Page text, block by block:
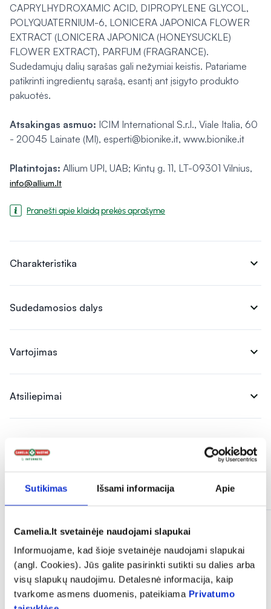
Sutikimas Išsami informacija Apie
Camelia.lt svetainėje naudojami slapukai
Informuojame, kad šioje svetainėje naudojami slapukai
(angl. Cookies). Jūs galite pasirinkti sutikti su dalies arba
visų slapukų naudojimu. Detalesnė informacija, kaip
tvarkome asmens duomenis, pateikiama Privatumo
CAPRYLHYDROXAMIC ACID, DIPROPYLENE GLYCOL,
POLYQUATERNIUM-6, LONICERA JAPONICA FLOWER
EXTRACT (LONICERA JAPONICA (HONEYSUCKLE)
FLOWER EXTRACT), PARFUM (FRAGRANCE).
Sudedamųjų dalių sąrašas gali nežymiai keistis. Patariame
patikrinti ingredientų sąrašą, esantį ant įsigyto produkto
pakuotės.
Atsakingas asmuo: ICIM International S.r.l., Viale Italia, 60
- 20045 Lainate (MI), esperti@bionike.it, www.bionike.it
Platintojas: Allium UPI, UAB; Kintų g. 11, LT-09301 Vilnius,
info@allium.lt
Pranešti apie klaidą prekės aprašyme
Charakteristika expand_more
Sudedamosios dalys expand_more
Vartojimas expand_more
Atsiliepimai expand_more
Panašios prekės